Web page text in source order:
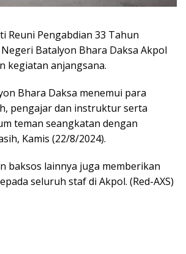
Reuni Pengabdian 33 Tahun
Batalyon Bhara Daksa Akpol
kegiatan anjangsana.
Bhara Daksa menemui para
pengajar dan instruktur serta
teman seangkatan dengan
Kamis (22/8/2024).
baksos lainnya juga memberikan
seluruh staf di Akpol. (Red-AXS)